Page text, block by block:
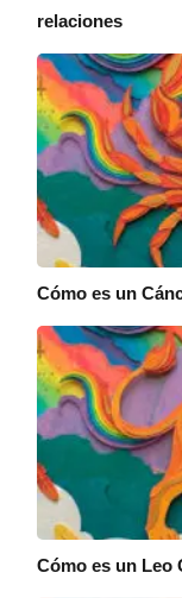
relaciones
Cómo es un
Cómo es un Leo